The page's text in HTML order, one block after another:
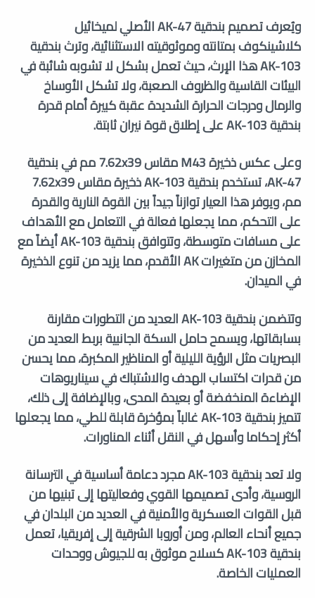
ويُعرف تصميم بندقية AK-47 الأصلي لميخائيل
كلاشينكوف بمتانته وموثوقيته الاستثنائية، وترث بندقية
AK-103 هذا الإرث، حيث تعمل بشكل لا تشوبه شائبة في
البيئات القاسية والظروف الصعبة، ولا تشكل الأوساخ
والرمال ودرجات الحرارة الشديدة عقبة كبيرة أمام قدرة
بندقية AK-103 على إطلاق قوة نيران ثابتة.
وعلى عكس ذخيرة M43 مقاس 7.62x39 مم في بندقية
AK-47، تستخدم بندقية AK-103 ذخيرة مقاس 7.62x39
مم، ويوفر هذا العيار توازناً جيداً بين القوة النارية والقدرة
على التحكم، مما يجعلها فعالة في التعامل مع الأهداف
على مسافات متوسطة، وتتوافق بندقية AK-103 أيضاً مع
المخازن من متغيرات AK الأقدم، مما يزيد من تنوع الذخيرة
في الميدان.
وتتضمن بندقية AK-103 العديد من التطورات مقارنة
بسابقاتها، ويسمح حامل السكة الجانبية بربط العديد من
البصريات مثل الرؤية الليلية أو المناظير المكبرة، مما يحسن
من قدرات اكتساب الهدف والاشتباك في سيناريوهات
الإضاءة المنخفضة أو بعيدة المدى، وبالإضافة إلى ذلك،
تتميز بندقية AK-103 غالباً بمؤخرة قابلة للطي، مما يجعلها
أكثر إحكاما وأسهل في النقل أثناء المناورات.
ولا تعد بندقية AK-103 مجرد دعامة أساسية في الترسانة
الروسية، وأدى تصميمها القوي وفعاليتها إلى تبنيها من
قبل القوات العسكرية والأمنية في العديد من البلدان في
جميع أنحاء العالم، ومن أوروبا الشرقية إلى إفريقيا، تعمل
بندقية AK-103 كسلاح موثوق به للجيوش ووحدات
العمليات الخاصة.